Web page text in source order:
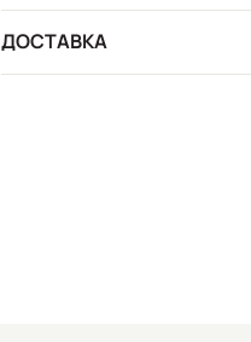
ДОСТАВКА